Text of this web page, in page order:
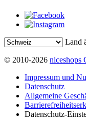
Land
© 2010-2026 niceshops
Impressum und
Datenschutz
Allgemeine
Datenschutz-